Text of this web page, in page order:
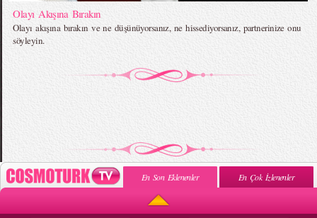
Olayı Akışına Bırakın
Olayı akışına bırakın ve ne düşünüyorsanız, ne hissediyorsanız, partnerinize onu
söyleyin.
En Son Eklenenler En Çok İzlenenler